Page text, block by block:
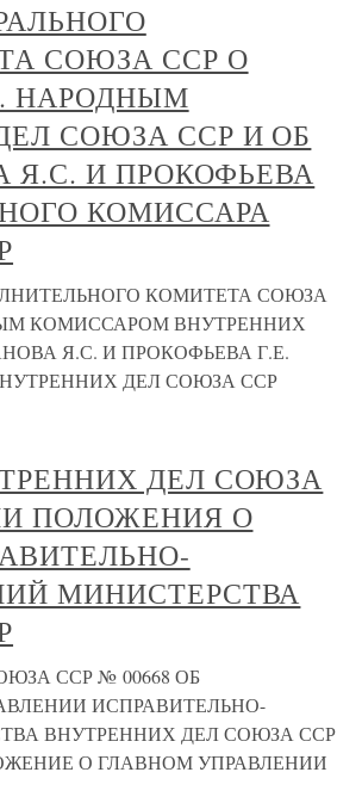
СОЮЗА ССР О
НАРОДНЫМ
СОЮЗА ССР И ОБ
Я.С. И ПРОКОФЬЕВА
КОМИССАРА
КОМИТЕТА СОЮЗА
КОМИССАРОМ ВНУТРЕННИХ
Я.С. И ПРОКОФЬЕВА Г.Е.
ДЕЛ СОЮЗА ССР
ДЕЛ СОЮЗА
ПОЛОЖЕНИЯ О
МИНИСТЕРСТВА
ССР № 00668 ОБ
ИСПРАВИТЕЛЬНО-
ВНУТРЕННИХ ДЕЛ СОЮЗА ССР
О ГЛАВНОМ УПРАВЛЕНИИ